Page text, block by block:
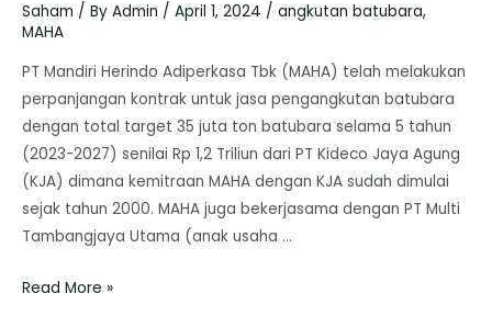
Saham / By Admin / April 1, 2024 / angkutan batubara,
MAHA
PT Mandiri Herindo Adiperkasa Tbk (MAHA) telah melakukan
perpanjangan kontrak untuk jasa pengangkutan batubara
dengan total target 35 juta ton batubara selama 5 tahun
(2023-2027) senilai Rp 1,2 Triliun dari PT Kideco Jaya Agung
(KJA) dimana kemitraan MAHA dengan KJA sudah dimulai
sejak tahun 2000. MAHA juga bekerjasama dengan PT Multi
Tambangjaya Utama (anak usaha …
Read More »